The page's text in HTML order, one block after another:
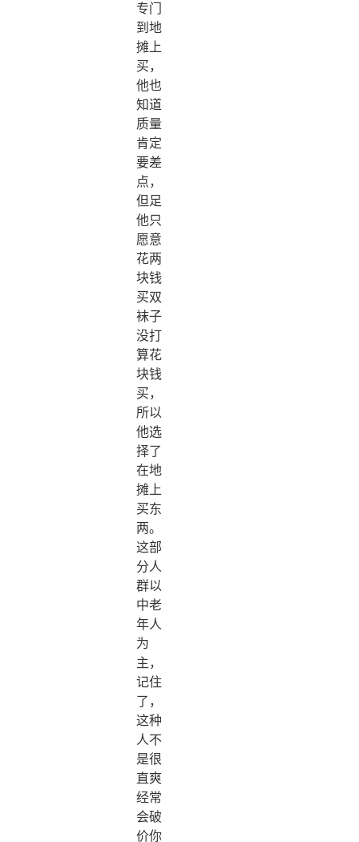
专门
到地
摊上
买，
他也
知道
质量
肯定
要差
点，
但足
他只
愿意
花两
块钱
买双
袜子
没打
算花
块钱
买，
所以
他选
择了
在地
摊上
买东
两。
这部
分人
群以
中老
年人
为
主，
记住
了，
这种
人不
是很
直爽
经常
会破
价你